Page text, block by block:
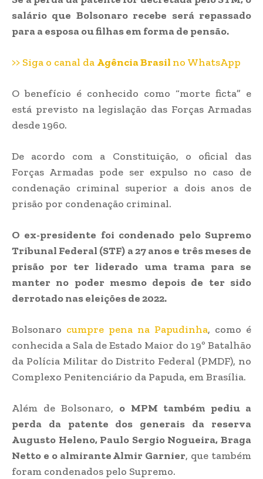
salário que Bolsonaro recebe será repassado
para a esposa ou filhas em forma de pensão.
>> Siga o canal da Agência Brasil no WhatsApp
O benefício é conhecido como “morte ficta” e
está previsto na legislação das Forças Armadas
desde 1960.
De acordo com a Constituição, o oficial das
Forças Armadas pode ser expulso no caso de
condenação criminal superior a dois anos de
prisão por condenação criminal.
O ex-presidente foi condenado pelo Supremo
Tribunal Federal (STF) a 27 anos e três meses de
prisão por ter liderado uma trama para se
manter no poder mesmo depois de ter sido
derrotado nas eleições de 2022.
Bolsonaro cumpre pena na Papudinha, como é
conhecida a Sala de Estado Maior do 19º Batalhão
da Polícia Militar do Distrito Federal (PMDF), no
Complexo Penitenciário da Papuda, em Brasília.
Além de Bolsonaro, o MPM também pediu a
perda da patente dos generais da reserva
Augusto Heleno, Paulo Sergio Nogueira, Braga
Netto e o almirante Almir Garnier, que também
foram condenados pelo Supremo.